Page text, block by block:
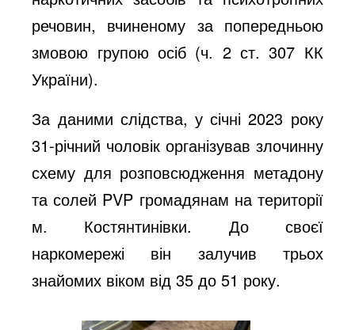
речовин, вчиненому за попередньою
змовою групою осіб (ч. 2 ст. 307 КК
України).
За даними слідства, у січні 2023 року
31-річний чоловік організував злочинну
схему для розповсюдження метадону
та солей PVP громадянам на території
м. Костянтинівки. До своєї
наркомережі він залучив трьох
знайомих віком від 35 до 51 року.